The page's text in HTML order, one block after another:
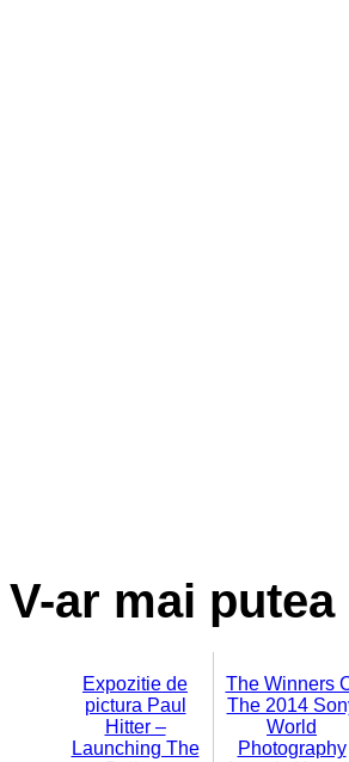
V-ar mai
Expozitie de
pictura Paul
Hitter –
Launching The
The Winners
The 2014
World
Photography